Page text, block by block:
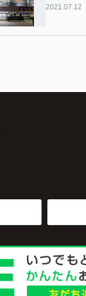
2021.07.12